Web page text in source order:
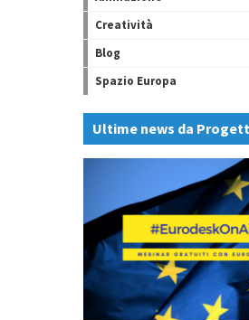
Creatività
Blog
Spazio Europa
Ultime news da